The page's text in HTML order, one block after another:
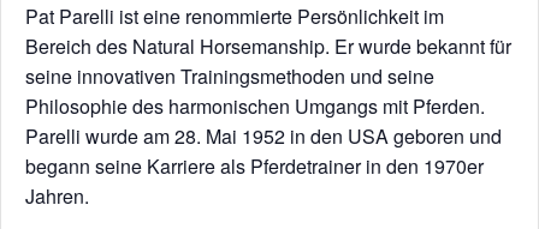
Pat Parelli ist eine renommierte Persönlichkeit im
Bereich des Natural Horsemanship. Er wurde bekannt für
seine innovativen Trainingsmethoden und seine
Philosophie des harmonischen Umgangs mit Pferden.
Parelli wurde am 28. Mai 1952 in den USA geboren und
begann seine Karriere als Pferdetrainer in den 1970er
Jahren.